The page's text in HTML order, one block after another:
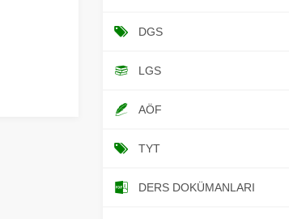
DGS
LGS
AÖF
TYT
DERS DOKÜMANLARI